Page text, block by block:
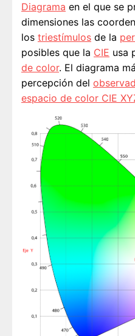
Diagrama en el que se
dimensiones las
los triestímulos de la
posibles que la CIE usa
de color. El diagrama
percepción del
espacio de color CIE